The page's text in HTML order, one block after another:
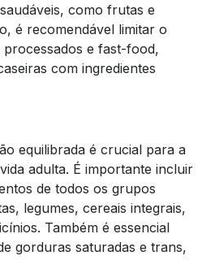
como frutas e
é recomendável limitar o
e fast-food,
com ingredientes
equilibrada é crucial para a
adulta. É importante incluir
de todos os grupos
legumes, cereais integrais,
Também é essencial
gorduras saturadas e trans,